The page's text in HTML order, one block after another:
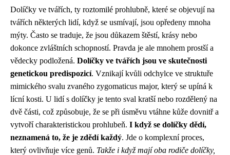
Dolíčky ve tvářích, ty roztomilé prohlubně, které se objevují na
tvářích některých lidí, když se usmívají, jsou opředeny mnoha
mýty. Často se traduje, že jsou důkazem štěstí, krásy nebo
dokonce zvláštních schopností. Pravda je ale mnohem prostší a
vědecky podložená. Dolíčky ve tvářích jsou ve skutečnosti
genetickou predispozicí. Vznikají kvůli odchylce ve struktuře
mimického svalu zvaného zygomaticus major, který se upíná k
lícní kosti. U lidí s dolíčky je tento sval kratší nebo rozdělený na
dvě části, což způsobuje, že se při úsměvu vtáhne kůže dovnitř a
vytvoří charakteristickou prohlubeň. I když se dolíčky dědí,
neznamená to, že je zdědí každý. Jde o komplexní proces,
který ovlivňuje více genů. Takže i když mají oba rodiče dolíčky,